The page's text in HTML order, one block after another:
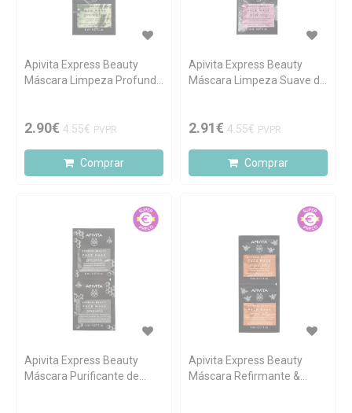
Apivita Express Beauty
Máscara Limpeza Profunda
2.90€ 4.55€ PVPR
Comprar
Apivita Express Beauty
Máscara Limpeza Suave de
2.91€ 4.55€ PVPR
Comprar
Apivita Express Beauty
Máscara Purificante de
Apivita Express Beauty
Máscara Refirmante &